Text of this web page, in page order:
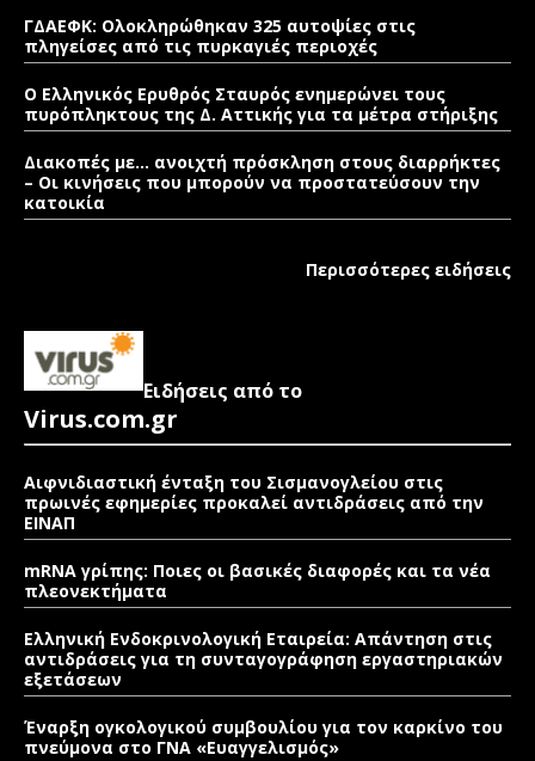
ΓΔΑΕΦΚ: Ολοκληρώθηκαν 325 αυτοψίες στις
πληγείσες από τις πυρκαγιές περιοχές
Ο Ελληνικός Ερυθρός Σταυρός ενημερώνει τους
πυρόπληκτους της Δ. Αττικής για τα μέτρα στήριξης
Διακοπές με… ανοιχτή πρόσκληση στους διαρρήκτες
– Οι κινήσεις που μπορούν να προστατεύσουν την
κατοικία
Περισσότερες ειδήσεις
Ειδήσεις από το
Virus.com.gr
Αιφνιδιαστική ένταξη του Σισμανογλείου στις
πρωινές εφημερίες προκαλεί αντιδράσεις από την
ΕΙΝΑΠ
mRNA γρίπης: Ποιες οι βασικές διαφορές και τα νέα
πλεονεκτήματα
Ελληνική Ενδοκρινολογική Εταιρεία: Απάντηση στις
αντιδράσεις για τη συνταγογράφηση εργαστηριακών
εξετάσεων
Έναρξη ογκολογικού συμβουλίου για τον καρκίνο του
πνεύμονα στο ΓΝΑ «Ευαγγελισμός»